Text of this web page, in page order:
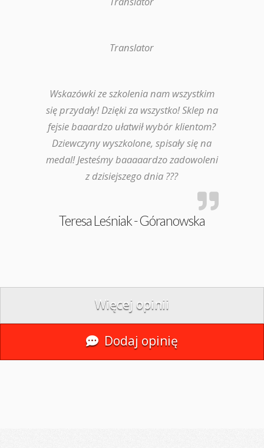
Translator
Wskazówki ze szkolenia nam wszystkim
się przydały! Dzięki za wszystko! Sklep na
fejsie baaardzo ułatwił wybór klientom?
Dziewczyny wyszkolone, spisały się na
medal! Jesteśmy baaaaardzo zadowoleni
z dzisiejszego dnia ???
Teresa Leśniak - Góranowska
Więcej opinii
Dodaj opinię